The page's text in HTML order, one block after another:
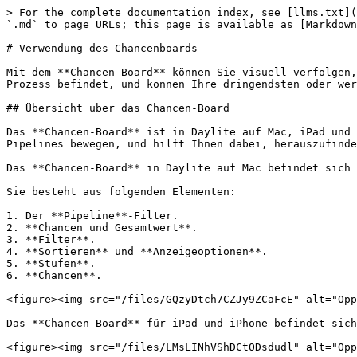
> For the complete documentation index, see [llms.txt](https://docs.daylite.app/help/llms.txt). Markdown versions of documentation pages are available by appending `.md` to page URLs; this page is available as [Markdown](https://docs.daylite.app/help/learn/german/mehr-deals-abschliessen/opportunities-board.md).

# Verwendung des Chancenboards

Mit dem **Chancen-Board** können Sie visuell verfolgen, wie viele Verkaufschancen sich in Ihrer Vertriebs-Pipeline befinden, sehen, wo sich jede Ihrer Chancen im Prozess befindet, und können Ihre dringendsten oder wertvollsten Chancen einfach priorisieren.

## Übersicht über das Chancen-Board

Das **Chancen-Board** ist in Daylite auf Mac, iPad und iPhone verfügbar. Es bietet einen Überblick darüber, wie sich Ihre offenen Verkaufschancen durch die einzelnen Pipelines bewegen, und hilft Ihnen dabei, herauszufinden, auf welche Sie sich konzentrieren sollten.

Das **Chancen-Board** in Daylite auf Mac befindet sich in der Seitenleiste unter Ziele.

Sie besteht aus folgenden Elementen:

1. Der **Pipeline**-Filter.
2. **Chancen und Gesamtwert**.
3. **Filter**.
4. **Sortieren** und **Anzeigeoptionen**.
5. **Stufen**.
6. **Chancen**.

<figure><img src="/files/GQzyDtch7CZJy9ZCaFcE" alt="Opportunities Board Overview on Mac"><figcaption></figcaption></figure>

Das **Chancen-Board** für iPad und iPhone befindet sich unter der Registerkarte Objectives (Ziele) und enthält die gleichen Komponenten wie oben.

<figure><img src="/files/LMsLINhVShDCtODsdudl" alt="Opportunities Board Overview on iPad"><figcaption></figcaption></figure>

<figure><img src="/files/IUNZyoNeKYlUBtUPr6gz" alt="Opportunities Board Overview on iPhone"><figcaption></figcaption></figure>

## Wie das Chancen-Board helfen kann

Mit der **Chancen-Pipeline** können Sie auf einen Blick erkennen, wo in Ihrem aktuellen Pipeline-Prozess Lücken bestehen könnten. Diese Ansicht kann Ihnen dabei helfen, Problembereiche zu identifizieren, z. B. Geschäfte, die in einem bestimmten Stadium feststecken, so dass Sie sich darauf konzentrieren können, sie voranzubringen.

1. Im folgenden Beispiel gibt es nur eine Verkaufschance unter **Anfrage**, was bedeutet, dass Sie sich auf diesen Bereich konzentrieren sollten, um die Anzahl der Chancen in dieser Pipeline zu erhöhen.

   <figure><img src="/files/fkXUE4AI3cL6vaUpzsmS" alt="Opportunities Board showing Inquiry Stage"><figcaption></figcaption></figure>
2. Diese Pipeline ist besser gewichtet, mit mehr Verkaufschancen in der Phase **Anfrage** und weniger Chancen in den anderen Phasen.

   <figure><img src="/files/1U8rM6kyh7gbuPdkTNw8" alt="Opportunities Board howing Inquiry Stage"><figcaption></figcaption></figure>

## Wie Pipelines funktionieren

### Ansicht einer Pipeline

Im **Chancen-Board** kann jeweils nur eine Pipeline angezeigt werden, da die Phasen für jede Pipeline unterschiedlich sind.

Wählen Sie die Pipeline, die Sie anzeigen möchten, indem Sie auf den Filter **Pipeline** klicken.

<figure><img src="/files/EFLdidqJQxtjEywb7uUd" alt="Opportunities Board showing Pipeline filter"><figcaption></figcaption></figure>

### Einrichten von Pipelines in den Daylite-Voreinstellungen

Das **Chancen-Board** ist direkt mit den Pipelines verbunden, die Sie in den Daylite-Voreinstellungen erstellen.

{% hint